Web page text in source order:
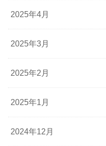
2025年4月
2025年3月
2025年2月
2025年1月
2024年12月